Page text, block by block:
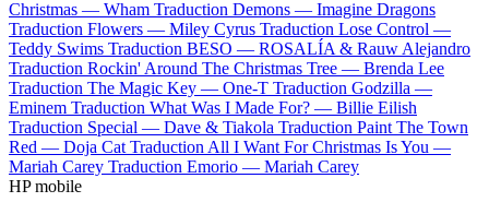
Christmas — Wham Traduction Demons — Imagine Dragons
Traduction Flowers — Miley Cyrus Traduction Lose Control —
Teddy Swims Traduction BESO — ROSALÍA & Rauw Alejandro
Traduction Rockin' Around The Christmas Tree — Brenda Lee
Traduction The Magic Key — One-T Traduction Godzilla —
Eminem Traduction What Was I Made For? — Billie Eilish
Traduction Special — Dave & Tiakola Traduction Paint The Town
Red — Doja Cat Traduction All I Want For Christmas Is You —
Mariah Carey Traduction Emorio — Mariah Carey
HP mobile